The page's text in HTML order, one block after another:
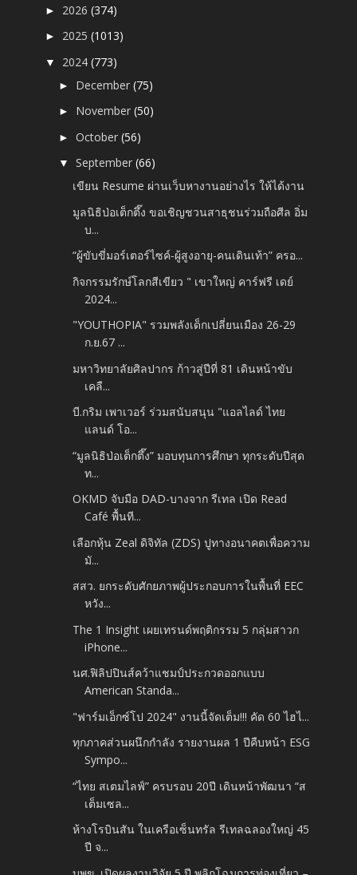
► 2026(374)
► 2025(1013)
▼ 2024(773)
► December(75)
► November(50)
►October(56)
▼September(66)
เขียน Resume ผ่านเว็บหางานอย่างไร ให้ได้งาน
มูลนิธิป่อเต็กตึ๊ง ขอเชิญชวนสาธุชนร่วมถือศีล อิ่ม
บ...
“ผู้ขับขี่มอร์เตอร์ไซค์-ผู้สูงอายุ-คนเดินเท้า” ครอ...
กิจกรรมรักษ์โลกสีเขียว " เขาใหญ่ คาร์ฟรี เดย์
2024...
"YOUTHOPIA" รวมพลังเด็กเปลี่ยนเมือง 26-29
ก.ย.67 ...
มหาวิทยาลัยศิลปากร ก้าวสู่ปีที่ 81 เดินหน้าขับ
เคลื...
บี.กริม เพาเวอร์ ร่วมสนับสนุน "แอลไลด์ ไทย
แลนด์ โอ...
“มูลนิธิป่อเต็กตึ๊ง” มอบทุนการศึกษา ทุกระดับปีสุด
ท...
OKMD จับมือ DAD-บางจาก รีเทล เปิด Read
Café พื้นที...
เลือกหุ้น Zeal ดิจิทัล (ZDS) ปูทางอนาคตเพื่อความ
มั...
สสว. ยกระดับศักยภาพผู้ประกอบการในพื้นที่ EEC
หวัง...
The 1 Insight เผยเทรนด์พฤติกรรม 5 กลุ่มสาวก
iPhone...
นศ.ฟิลิปปินส์คว้าแชมป์ประกวดออกแบบ
American Standa...
"ฟาร์มเอ็กซ์โป 2024" งานนี้จัดเต็ม!!! คัด 60 ไฮไ...
ทุกภาคส่วนผนึกกำลัง รายงานผล 1 ปีคืบหน้า ESG
Sympo...
“ไทย สเตมไลฟ์” ครบรอบ 20ปี เดินหน้าพัฒนา “ส
เต็มเซล...
ห้างโรบินสัน ในเครือเซ็นทรัล รีเทลฉลองใหญ่ 45
ปี จ...